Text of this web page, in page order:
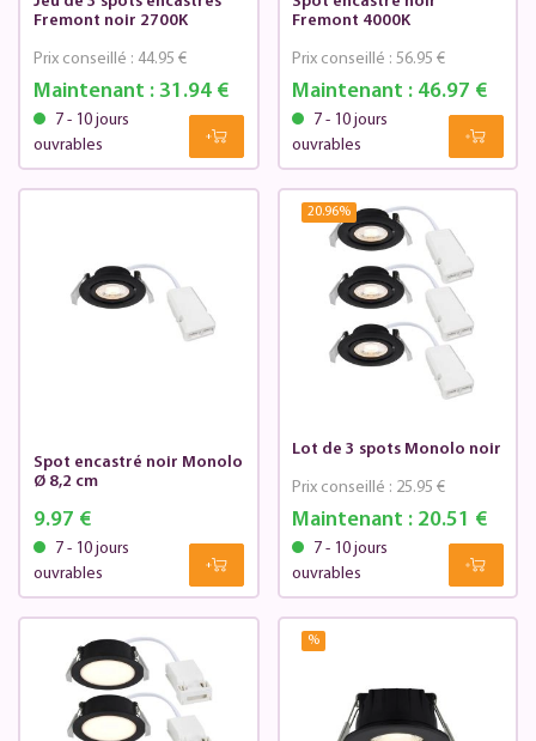
Fremont noir 2700K
Maintenant :31.94 €
Prix conseillé : 44.95 €
7 - 10 jours
ouvrables
Fremont 4000K
Maintenant : 46.97 €
Prix conseillé : 56.95 €
7 - 10 jours
ouvrables
Spot encastré noir Monolo
Ø 8,2 cm
9.97 €
7 - 10 jours
ouvrables
20.96%
Lot de 3 spots Monolo noir
Maintenant : 20.51 €
Prix conseillé : 25.95 €
7 - 10 jours
ouvrables
%